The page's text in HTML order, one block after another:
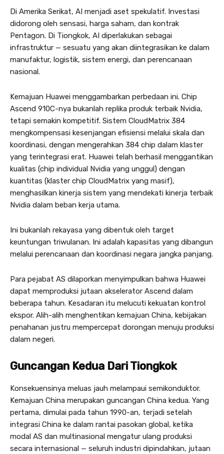
Di Amerika Serikat, AI menjadi aset spekulatif. Investasi
didorong oleh sensasi, harga saham, dan kontrak
Pentagon. Di Tiongkok, AI diperlakukan sebagai
infrastruktur — sesuatu yang akan diintegrasikan ke dalam
manufaktur, logistik, sistem energi, dan perencanaan
nasional.
Kemajuan Huawei menggambarkan perbedaan ini. Chip
Ascend 910C-nya bukanlah replika produk terbaik Nvidia,
tetapi semakin kompetitif. Sistem CloudMatrix 384
mengkompensasi kesenjangan efisiensi melalui skala dan
koordinasi, dengan mengerahkan 384 chip dalam klaster
yang terintegrasi erat. Huawei telah berhasil menggantikan
kualitas (chip individual Nvidia yang unggul) dengan
kuantitas (klaster chip CloudMatrix yang masif),
menghasilkan kinerja sistem yang mendekati kinerja terbaik
Nvidia dalam beban kerja utama.
Ini bukanlah rekayasa yang dibentuk oleh target
keuntungan triwulanan. Ini adalah kapasitas yang dibangun
melalui perencanaan dan koordinasi negara jangka panjang.
Para pejabat AS dilaporkan menyimpulkan bahwa Huawei
dapat memproduksi jutaan akselerator Ascend dalam
beberapa tahun. Kesadaran itu melucuti kekuatan kontrol
ekspor. Alih-alih menghentikan kemajuan China, kebijakan
penahanan justru mempercepat dorongan menuju produksi
dalam negeri.
Guncangan Kedua Dari Tiongkok
Konsekuensinya meluas jauh melampaui semikonduktor.
Kemajuan China merupakan guncangan China kedua. Yang
pertama, dimulai pada tahun 1990-an, terjadi setelah
integrasi China ke dalam rantai pasokan global, ketika
modal AS dan multinasional mengatur ulang produksi
secara internasional — seluruh industri dipindahkan, jutaan